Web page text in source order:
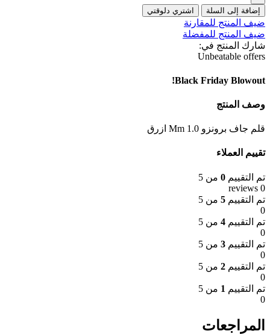
إضافة إلى السلة اشتري دلوقتي
ضيف المنتج للمقارنة
ضيف المنتج للمفضلة
شارك المنتج في:
Unbeatable offers
Black Friday Blowout!
وصف المنتج
قلم جاف برونزو 1.0 Mm ازرق
تقييم العملاء
تم التقييم 0 من 5
0 reviews
تم التقييم 5 من 5
0
تم التقييم 4 من 5
0
تم التقييم 3 من 5
0
تم التقييم 2 من 5
0
تم التقييم 1 من 5
0
المراجعات